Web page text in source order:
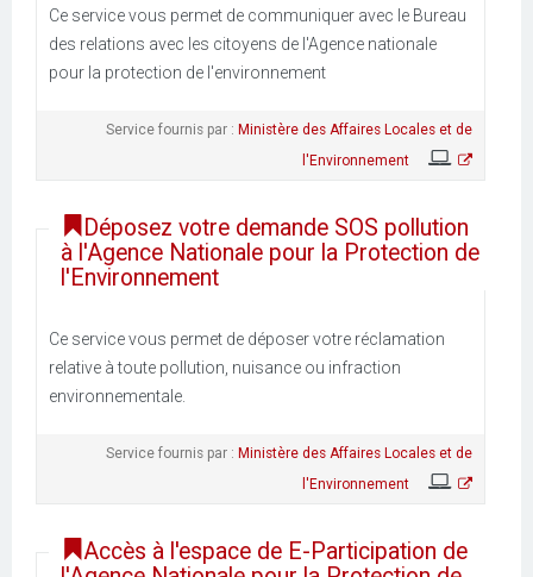
Ce service vous permet de communiquer avec le Bureau
des relations avec les citoyens de l'Agence nationale
pour la protection de l'environnement
Service fournis par : Ministère des Affaires Locales et de
l'Environnement
Déposez votre demande SOS pollution
à l'Agence Nationale pour la Protection de
l'Environnement
Ce service vous permet de déposer votre réclamation
relative à toute pollution, nuisance ou infraction
environnementale.
Service fournis par : Ministère des Affaires Locales et de
l'Environnement
Accès à l'espace de E-Participation de